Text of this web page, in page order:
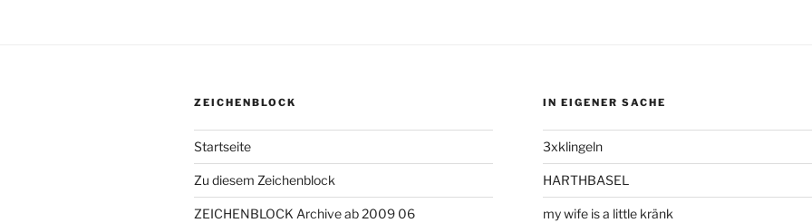
ZEICHENBLOCK
Startseite
Zu diesem Zeichenblock
ZEICHENBLOCK Archive ab 2009 06
IN EIGENER SACHE
3xklingeln
HARTHBASEL
my wife is a little kränk